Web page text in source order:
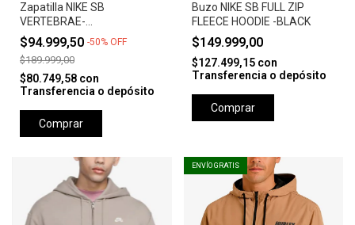
Zapatilla NIKE SB
VERTEBRAE-
ADOBE/EARTH/NOBLE
RED/MELON TINT
$94.999,50 -50% OFF
$189.999,00
$80.749,58 con
Transferencia o depósito
Comprar
Buzo NIKE SB FULL ZIP
FLEECE HOODIE -BLACK
$149.999,00
$127.499,15 con
Transferencia o depósito
Comprar
ENVÍO GRATIS